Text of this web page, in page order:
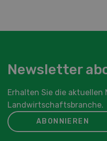
Newsletter
Erhalten Sie die aktuellen
Landwirtschaftsbranche.
ABONNIEREN